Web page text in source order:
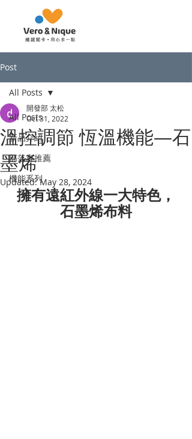
Post
All Posts
新品介紹
部落客推薦
機能系列
All Posts
溫控調節 恆溫機能—石
墨烯
開發部 太松
Oct 31, 2022
Updated:May 28, 2024
擁有遠紅外線一大特色，
石墨烯布料